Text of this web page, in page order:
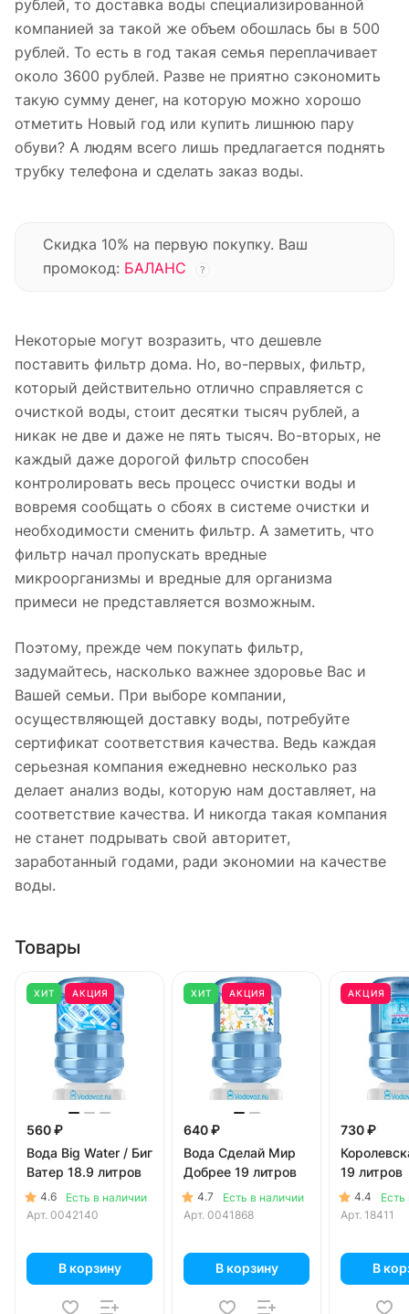
рублей, то доставка воды специализированной
компанией за такой же объем обошлась бы в 500
рублей. То есть в год такая семья переплачивает
около 3600 рублей. Разве не приятно сэкономить
такую сумму денег, на которую можно хорошо
отметить Новый год или купить лишнюю пару
обуви? А людям всего лишь предлагается поднять
трубку телефона и сделать заказ воды.
Скидка 10% на первую покупку. Ваш
промокод: БАЛАНС ?
Некоторые могут возразить, что дешевле
поставить фильтр дома. Но, во-первых, фильтр,
который действительно отлично справляется с
очисткой воды, стоит десятки тысяч рублей, а
никак не две и даже не пять тысяч. Во-вторых, не
каждый даже дорогой фильтр способен
контролировать весь процесс очистки воды и
вовремя сообщать о сбоях в системе очистки и
необходимости сменить фильтр. А заметить, что
фильтр начал пропускать вредные
микроорганизмы и вредные для организма
примеси не представляется возможным.
Поэтому, прежде чем покупать фильтр,
задумайтесь, насколько важнее здоровье Вас и
Вашей семьи. При выборе компании,
осуществляющей доставку воды, потребуйте
сертификат соответствия качества. Ведь каждая
серьезная компания ежедневно несколько раз
делает анализ воды, которую нам доставляет, на
соответствие качества. И никогда такая компания
не станет подрывать свой авторитет,
заработанный годами, ради экономии на качестве
воды.
Товары
ХИТ АКЦИЯ
560 ₽
Вода Big Water / Биг
Ватер 18.9 литров
4.6
Есть в наличии
Арт. 0042140
В корзину
ХИТ АКЦИЯ
640 ₽
Вода Сделай Мир
Добрее 19 литров
4.7
Есть в наличии
Арт. 0041868
В корзину
АКЦИЯ
730 ₽
19 литров
4.4
Есть
Арт. 18411
В